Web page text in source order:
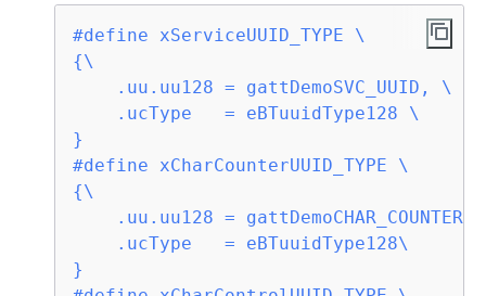
#define
{\
    .uu.uu128 = gattDemoSVC_UUID, \
    .ucType   = eBTuuidType128 \
}
#define
{\
.uu.uu128 =
    .ucType   = eBTuuidType128\
}